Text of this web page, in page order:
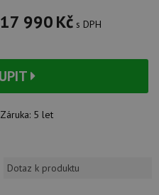
17 990Kč s DPH
Záruka: 5 let
Dotaz k produktu